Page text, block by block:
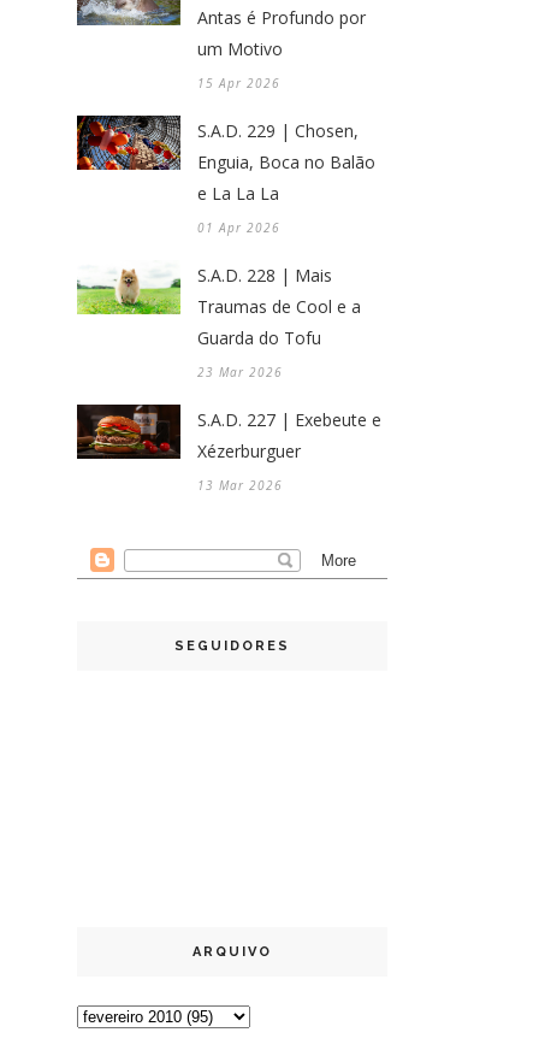
Antas é Profundo por
um Motivo
15 Apr 2026
S.A.D. 229 | Chosen,
Enguia, Boca no Balão
e La La La
01 Apr 2026
S.A.D. 228 | Mais
Traumas de Cool e a
Guarda do Tofu
23 Mar 2026
S.A.D. 227 | Exebeute e
Xézerburguer
13 Mar 2026
SEGUIDORES
ARQUIVO